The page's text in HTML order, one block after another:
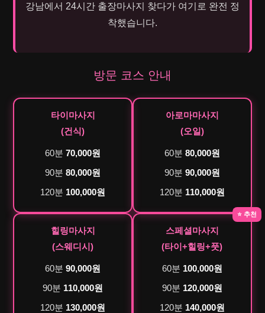
강남에서 24시간 출장마사지 찾다가 여기로 완전 정
착했습니다.
방문 코스 안내
타이마사지
(건식)
60분70,000원
90분80,000원
120분 100,000원
아로마마사지
(오일)
60분 80,000원
90분 90,000원
120분 110,000원
힐링마사지
(스웨디시)
60분90,000원
90분 110,000원
120분 130,000원
⭐ 추천
스페셜마사지
(타이+힐링+풋)
60분 100,000원
90분 120,000원
120분 140,000원